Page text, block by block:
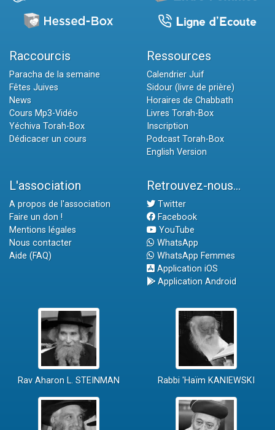
Raccourcis
Paracha de la semaine
Fêtes Juives
News
Cours Mp3-Vidéo
Yéchiva Torah-Box
Dédicacer un cours
Ressources
Calendrier Juif
Sidour (livre de prière)
Horaires de Chabbath
Livres Torah-Box
Inscription
Podcast Torah-Box
English Version
L'association
A propos de l'association
Faire un don !
Mentions légales
Nous contacter
Aide (FAQ)
Retrouvez-nous...
Twitter
Facebook
YouTube
WhatsApp
WhatsApp Femmes
Application iOS
Application Android
Rav Aharon L. STEINMAN Rabbi 'Haïm KANIEWSKI